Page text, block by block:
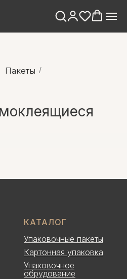
КАТАЛОГ
Упаковочные пакеты
Картонная упаковка
Упаковочное
обрудование